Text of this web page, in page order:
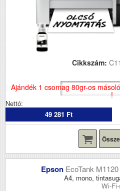
Cikkszám:
Ajándék 1 csomag 80gr-os
!
Nettó:
49 281 Ft
Epson EcoTank
A4, mono,
Wi-